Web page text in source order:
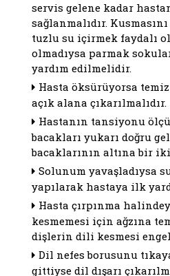
servis gelene kadar
sağlanmalıdır.
tuzlu su içirmek faydalı
olmadıysa parmak
yardım edilmelidir.
Hasta öksürüyorsa
açık alana çıkarılmalıdır.
Hastanın tansiyonu
bacakları yukarı doğru
bacaklarının altına bir
Solunum yavaşladıysa
yapılarak hastaya ilk
Hasta çırpınma
kesmemesi için ağzına
dişlerin dili kesmesi
Dil nefes borusunu
gittiyse dil dışarı